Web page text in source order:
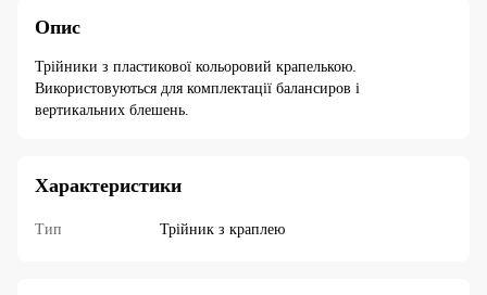
Опис
Трійники з пластикової кольоровий крапелькою.
Використовуються для комплектації балансиров і
вертикальних блешень.
Характеристики
Тип Трійник з краплею